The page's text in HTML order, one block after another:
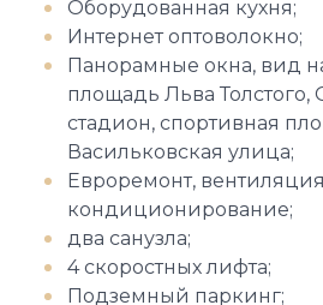
Оборудованная кухня;
Интернет оптоволокно;
Панорамные окна, вид
площадь Льва
стадион, спортивная
Васильковская улица;
Евроремонт,
кондиционирование;
два санузла;
4 скоростных лифта;
Подземный паркинг;